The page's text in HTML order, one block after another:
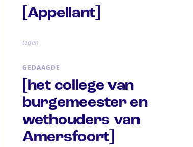
[Appellant]
tegen
GEDAAGDE
[het college van
burgemeester en
wethouders van
Amersfoort]